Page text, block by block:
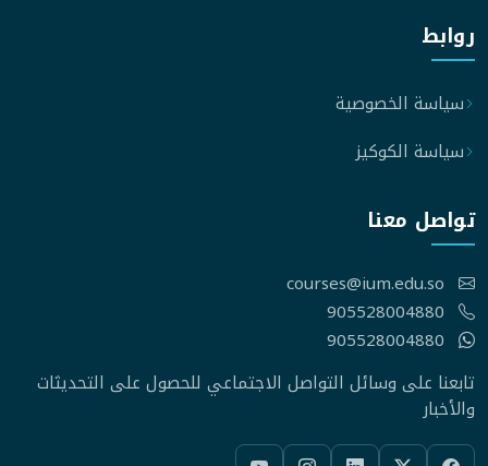
روابط
سياسة الخصوصية
سياسة الكوكيز
تواصل معنا
courses@ium.edu.so
905528004880
905528004880
تابعنا على وسائل التواصل الاجتماعي للحصول على التحديثات
والأخبار